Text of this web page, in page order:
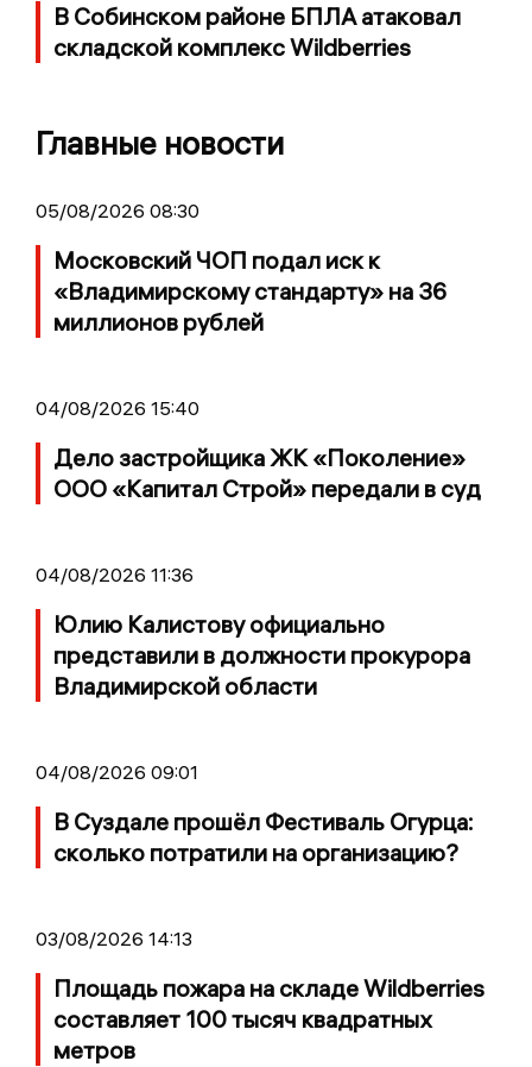
В Собинском районе БПЛА атаковал
складской комплекс Wildberries
Главные новости
05/08/2026 08:30
Московский ЧОП подал иск к
«Владимирскому стандарту» на 36
миллионов рублей
04/08/2026 15:40
Дело застройщика ЖК «Поколение»
ООО «Капитал Строй» передали в суд
04/08/2026 11:36
Юлию Калистову официально
представили в должности прокурора
Владимирской области
04/08/2026 09:01
В Суздале прошёл Фестиваль Огурца:
сколько потратили на организацию?
03/08/2026 14:13
Площадь пожара на складе Wildberries
составляет 100 тысяч квадратных
метров